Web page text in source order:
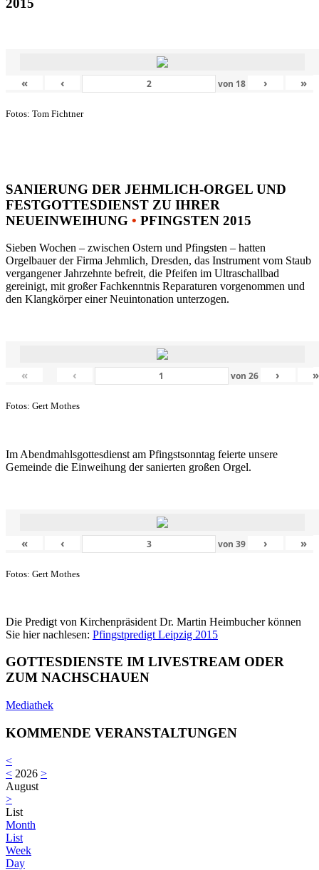
2015
« ‹ von 18 › »
Fotos: Tom Fichtner
SANIERUNG DER JEHMLICH-ORGEL UND
FESTGOTTESDIENST ZU IHRER
NEUEINWEIHUNG • PFINGSTEN 2015
Sieben Wochen – zwischen Ostern und Pfingsten – hatten
Orgelbauer der Firma Jehmlich, Dresden, das Instrument vom Staub
vergangener Jahrzehnte befreit, die Pfeifen im Ultraschallbad
gereinigt, mit großer Fachkenntnis Reparaturen vorgenommen und
den Klangkörper einer Neuintonation unterzogen.
« ‹ von 26 › »
Fotos: Gert Mothes
Im Abendmahlsgottesdienst am Pfingstsonntag feierte unsere
Gemeinde die Einweihung der sanierten großen Orgel.
« ‹ von39 › »
Fotos: Gert Mothes
Die Predigt von Kirchenpräsident Dr. Martin Heimbucher können
Sie hier nachlesen: Pfingstpredigt Leipzig 2015
GOTTESDIENSTE IM LIVESTREAM ODER
ZUM NACHSCHAUEN
Mediathek
KOMMENDE VERANSTALTUNGEN
<
< 2026 >
August
>
List
Month
List
Week
Day